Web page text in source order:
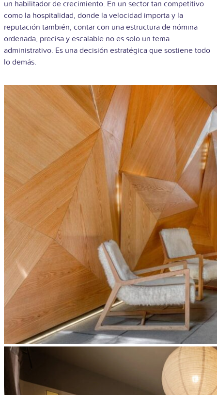
un habilitador de crecimiento. En un sector tan competitivo
como la hospitalidad, donde la velocidad importa y la
reputación también, contar con una estructura de nómina
ordenada, precisa y escalable no es solo un tema
administrativo. Es una decisión estratégica que sostiene todo
lo demás.